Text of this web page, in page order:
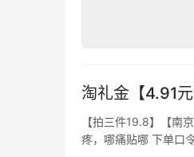
淘礼金【4.91
【拍三件19.8】【南
疼，哪痛贴哪 下单口